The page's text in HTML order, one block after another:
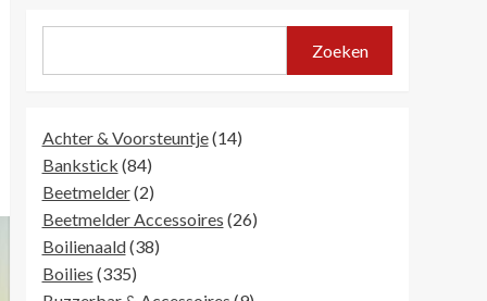
Zoeken
Achter & Voorsteuntje 1414
Bankstick 8484
producten
Beetmelder 22
producten
Beetmelder Accessoires 2626
Boilienaald 3838
Boilies 335335